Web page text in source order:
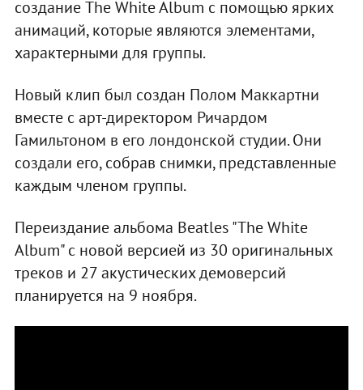
создание The White Album с помощью ярких
анимаций, которые являются элементами,
характерными для группы.
Новый клип был создан Полом Маккартни
вместе с арт-директором Ричардом
Гамильтоном в его лондонской студии. Они
создали его, собрав снимки, представленные
каждым членом группы.
Переиздание альбома Beatles "The White
Album" с новой версией из 30 оригинальных
треков и 27 акустических демоверсий
планируется на 9 ноября.